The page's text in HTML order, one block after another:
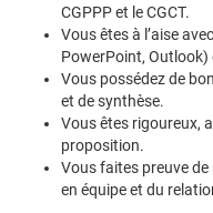
CGPPP et le CGCT.
Vous êtes à l’aise
PowerPoint, Outlook)
Vous possédez de
et de synthèse.
Vous êtes rigoureux,
proposition.
Vous faites preuve
en équipe et du